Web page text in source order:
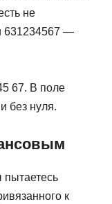
не
631234567 —
67. В поле
без нуля.
к